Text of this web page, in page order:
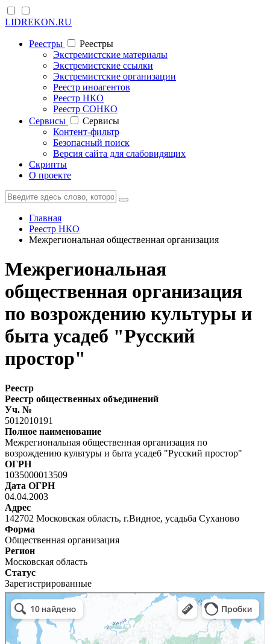
LIDREKON.RU
Реестры
Реестры
Экстремистские материалы
Экстремистские ссылки
Экстремистские организации
Реестр иноагентов
Реестр НКО
Реестр СОНКО
Cервисы
Cервисы
Контент-фильтр
Безопасный поиск
Версия сайта для слабовидящих
Скрипты
О проекте
Главная
Реестр НКО
Межрегиональная общественная организация
Межрегиональная
общественная организация
по возрождению культуры и
быта усадеб "Русский
простор"
Реестр
Реестр общественных объединений
Уч. №
5012010191
Полное наименование
Межрегиональная общественная организация по
возрождению культуры и быта усадеб "Русский простор"
ОГРН
1035000013509
Дата ОГРН
04.04.2003
Адрес
142702 Московская область, г.Видное, усадьба Суханово
Форма
Общественная организация
Регион
Московская область
Статус
Зарегистрированные